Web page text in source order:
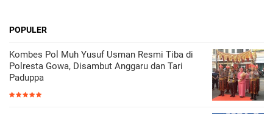
POPULER
Kombes Pol Muh Yusuf Usman Resmi Tiba di
Polresta Gowa, Disambut Anggaru dan Tari
Paduppa